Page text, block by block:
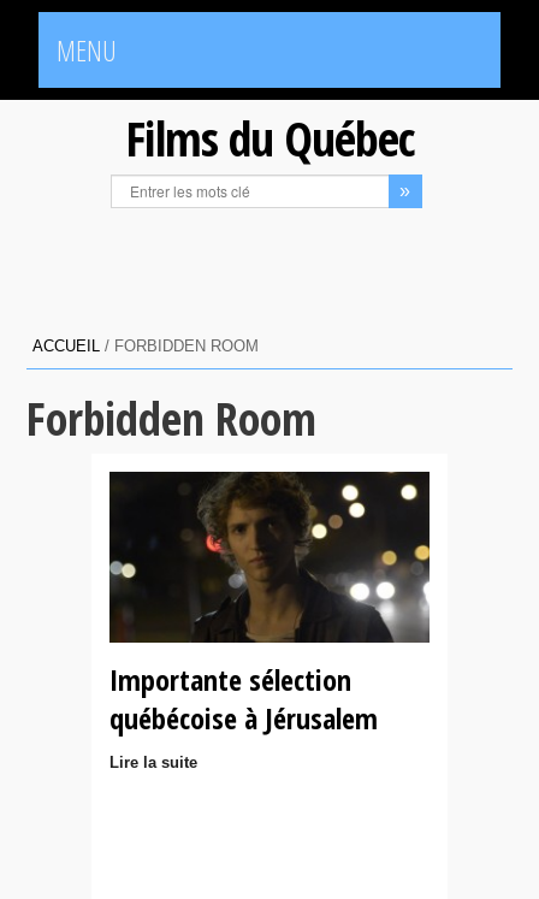
MENU
Films du Québec
ACCUEIL / FORBIDDEN ROOM
Forbidden Room
Importante sélection
québécoise à Jérusalem
Lire la suite